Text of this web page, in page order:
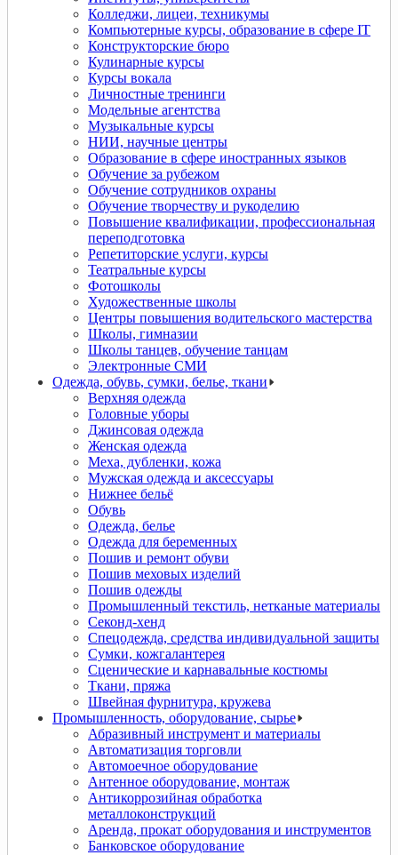
Колледжи, лицеи, техникумы
Компьютерные курсы, образование в сфере IT
Конструкторские бюро
Кулинарные курсы
Курсы вокала
Личностные тренинги
Модельные агентства
Музыкальные курсы
НИИ, научные центры
Образование в сфере иностранных языков
Обучение за рубежом
Обучение сотрудников охраны
Обучение творчеству и рукоделию
Повышение квалификации, профессиональная
переподготовка
Репетиторские услуги, курсы
Театральные курсы
Фотошколы
Художественные школы
Центры повышения водительского мастерства
Школы, гимназии
Школы танцев, обучение танцам
Электронные СМИ
Одежда, обувь, сумки, белье, ткани
Верхняя одежда
Головные уборы
Джинсовая одежда
Женская одежда
Меха, дубленки, кожа
Мужская одежда и аксессуары
Нижнее бельё
Обувь
Одежда, белье
Одежда для беременных
Пошив и ремонт обуви
Пошив меховых изделий
Пошив одежды
Промышленный текстиль, нетканые материалы
Секонд-хенд
Спецодежда, средства индивидуальной защиты
Сумки, кожгалантерея
Сценические и карнавальные костюмы
Ткани, пряжа
Швейная фурнитура, кружева
Промышленность, оборудование, сырье
Абразивный инструмент и материалы
Автоматизация торговли
Автомоечное оборудование
Антенное оборудование, монтаж
Антикоррозийная обработка
металлоконструкций
Аренда, прокат оборудования и инструментов
Банковское оборудование